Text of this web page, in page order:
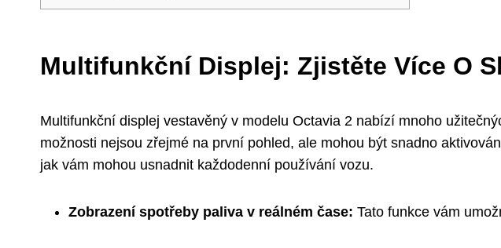
Multifunkční Displej: Zjistěte Více O
Multifunkční displej vestavěný v modelu Octavia 2 nabízí mnoho
možnosti nejsou zřejmé na první pohled, ale mohou být snadno
jak vám mohou usnadnit každodenní používání vozu.
Zobrazení spotřeby paliva v reálném čase: Tato funkce vám